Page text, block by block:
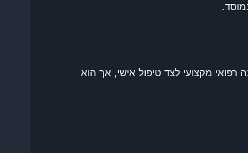
מקצועי לצד טיפול אישי, אך הוא